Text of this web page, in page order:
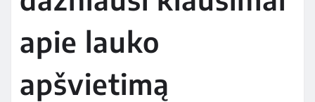
apie lauko
apšvietimą